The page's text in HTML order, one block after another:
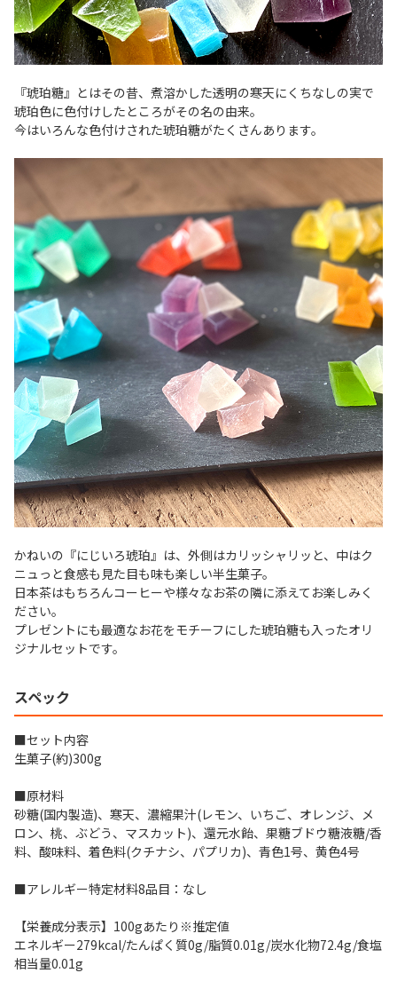
『琥珀糖』とはその昔、煮溶かした透明の寒天にくちなしの実で
琥珀色に色付けしたところがその名の由来。
今はいろんな色付けされた琥珀糖がたくさんあります。
かねいの『にじいろ琥珀』は、外側はカリッシャリッと、中はク
ニュっと食感も見た目も味も楽しい半生菓子。
日本茶はもちろんコーヒーや様々なお茶の隣に添えてお楽しみく
ださい。
プレゼントにも最適なお花をモチーフにした琥珀糖も入ったオリ
ジナルセットです。
スペック
■セット内容
生菓子(約)300g
■原材料
砂糖(国内製造)、寒天、濃縮果汁(レモン、いちご、オレンジ、メ
ロン、桃、ぶどう、マスカット)、還元水飴、果糖ブドウ糖液糖/香
料、酸味料、着色料(クチナシ、パプリカ)、青色1号、黄色4号
■アレルギー特定材料8品目：なし
【栄養成分表示】100gあたり※推定値
エネルギー279kcal/たんぱく質0g/脂質0.01g/炭水化物72.4g/食塩
相当量0.01g